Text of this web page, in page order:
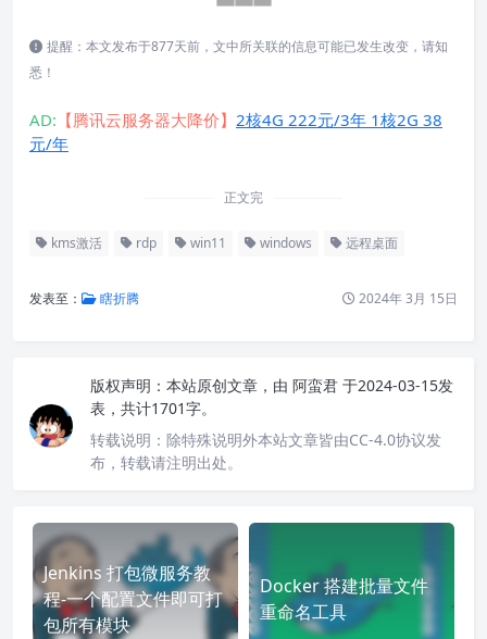
提醒：本文发布于877天前，文中所关联的信息可能已发生改变，请知
悉！
AD: 【腾讯云服务器大降价】 2核4G 222元/3年 1核2G 38
元/年
正文完
kms激活 rdp win11 windows 远程桌面
发表至： 瞎折腾 2024年 3月 15日
版权声明： 本站原创文章，由 阿蛮君 于2024-03-15发
表，共计1701字。
转载说明： 除特殊说明外本站文章皆由CC-4.0协议发
布，转载请注明出处。
Jenkins 打包微服务教
程-一个配置文件即可打
包所有模块
Docker 搭建批量文件
重命名工具